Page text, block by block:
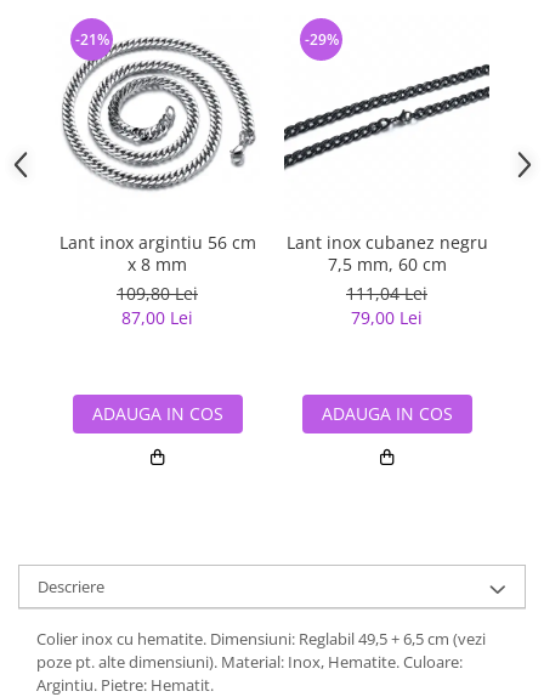
Lant inox argintiu 56 cm
x 8 mm
109,80 Lei
87,00 Lei
-21%
ADAUGA IN COS
Lant inox cubanez negru
7,5 mm, 60 cm
111,04 Lei
79,00 Lei
-29%
ADAUGA IN COS
Descriere
Colier inox cu hematite. Dimensiuni: Reglabil 49,5 + 6,5 cm (vezi
poze pt. alte dimensiuni). Material: Inox, Hematite. Culoare:
Argintiu. Pietre: Hematit.